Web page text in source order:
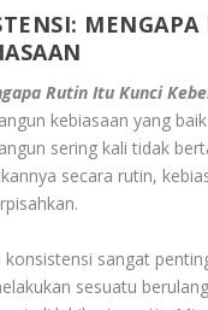
Rutin Itu Kunci
kebiasaan yang
sering kali tidak
secara rutin,
sangat
sesuatu